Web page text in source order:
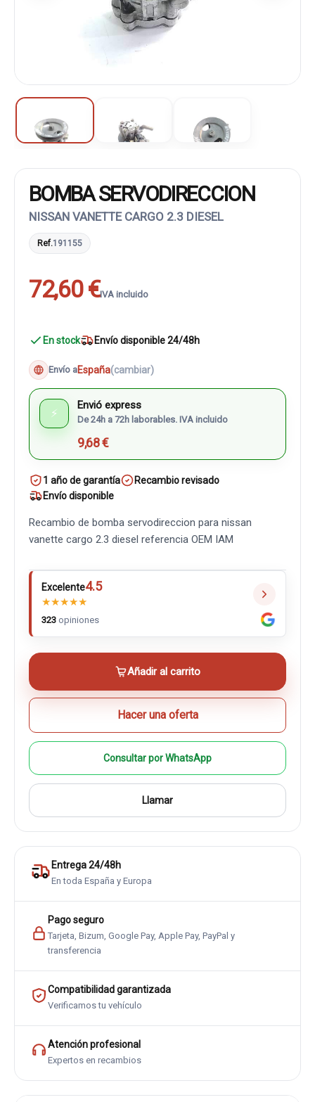
BOMBA SERVODIRECCION
NISSAN VANETTE CARGO 2.3 DIESEL
Ref.191155
72,60 €IVA incluido
En stock Envío disponible 24/48h
Envío aEspaña(cambiar)
⚡
Envió express
De 24h a 72h laborables. IVA incluido
9,68 €
1 año de garantía
Recambio revisado
Envío disponible
Recambio de bomba servodireccion para nissan
vanette cargo 2.3 diesel referencia OEM IAM
Excelente4.5
★★★★★
323 opiniones
Añadir al carrito
Hacer una oferta
Consultar por WhatsApp
Llamar
Entrega 24/48h
En toda España y Europa
Pago seguro
Tarjeta, Bizum, Google Pay, Apple Pay, PayPal y
transferencia
Compatibilidad garantizada
Verificamos tu vehículo
Atención profesional
Expertos en recambios